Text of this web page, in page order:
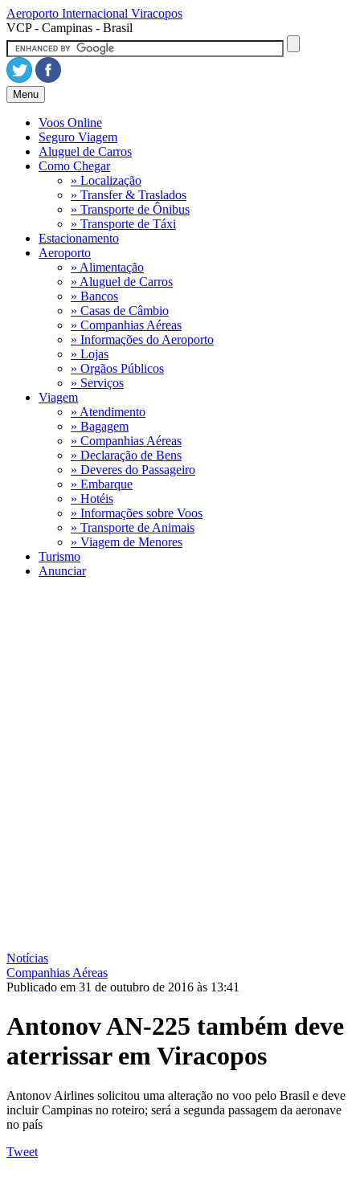
Aeroporto Internacional Viracopos
VCP - Campinas - Brasil
Menu
Voos Online
Seguro Viagem
Aluguel de Carros
Como Chegar
» Localização
» Transfer & Traslados
» Transporte de Ônibus
» Transporte de Táxi
Estacionamento
Aeroporto
» Alimentação
» Aluguel de Carros
» Bancos
» Casas de Câmbio
» Companhias Aéreas
» Informações do Aeroporto
» Lojas
» Orgãos Públicos
» Serviços
Viagem
» Atendimento
» Bagagem
» Companhias Aéreas
» Declaração de Bens
» Deveres do Passageiro
» Embarque
» Hotéis
» Informações sobre Voos
» Transporte de Animais
» Viagem de Menores
Turismo
Anunciar
Notícias
Companhias Aéreas
Publicado em 31 de outubro de 2016 às 13:41
Antonov AN-225 também deve
aterrissar em Viracopos
Antonov Airlines solicitou uma alteração no voo pelo Brasil e deve
incluir Campinas no roteiro; será a segunda passagem da aeronave
no país
Tweet